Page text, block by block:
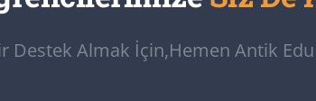
Destek Almak İçin,hemen Antik